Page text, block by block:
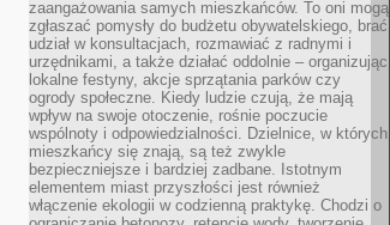
zaangażowania samych mieszkańców. To oni mogą
zgłaszać pomysły do budżetu obywatelskiego, brać
udział w konsultacjach, rozmawiać z radnymi i
urzędnikami, a także działać oddolnie – organizując
lokalne festyny, akcje sprzątania parków czy
ogrody społeczne. Kiedy ludzie czują, że mają
wpływ na swoje otoczenie, rośnie poczucie
wspólnoty i odpowiedzialności. Dzielnice, w których
mieszkańcy się znają, są też zwykle
bezpieczniejsze i bardziej zadbane. Istotnym
elementem miast przyszłości jest również
włączenie ekologii w codzienną praktykę. Chodzi o